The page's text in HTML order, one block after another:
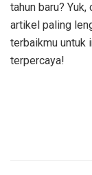
tahun baru?
artikel paling
terbaikmu untuk
terpercaya!